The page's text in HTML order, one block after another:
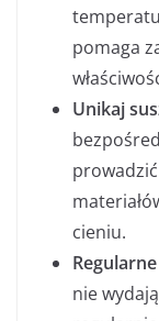
pomaga
Unikaj
cieniu.
nie